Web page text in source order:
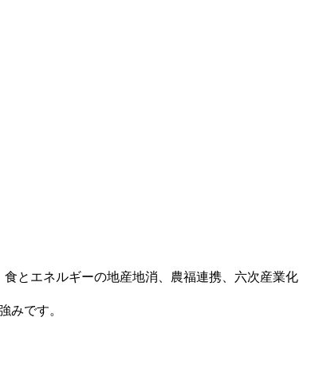
とエネルギーの地産地消、農福連携、六次産業化
みです。